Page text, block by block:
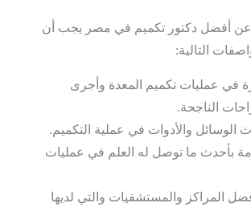
عن أفضل دكتور تكميم في مصر يجب أن
التالية:
في عمليات تكميم المعدة وأجرى
الناجحة.
الوسائل والأدوات في عملية التكميم.
بأحدث ما توصل له العلم في عمليات
المراكز والمستشفيات والتي لديها